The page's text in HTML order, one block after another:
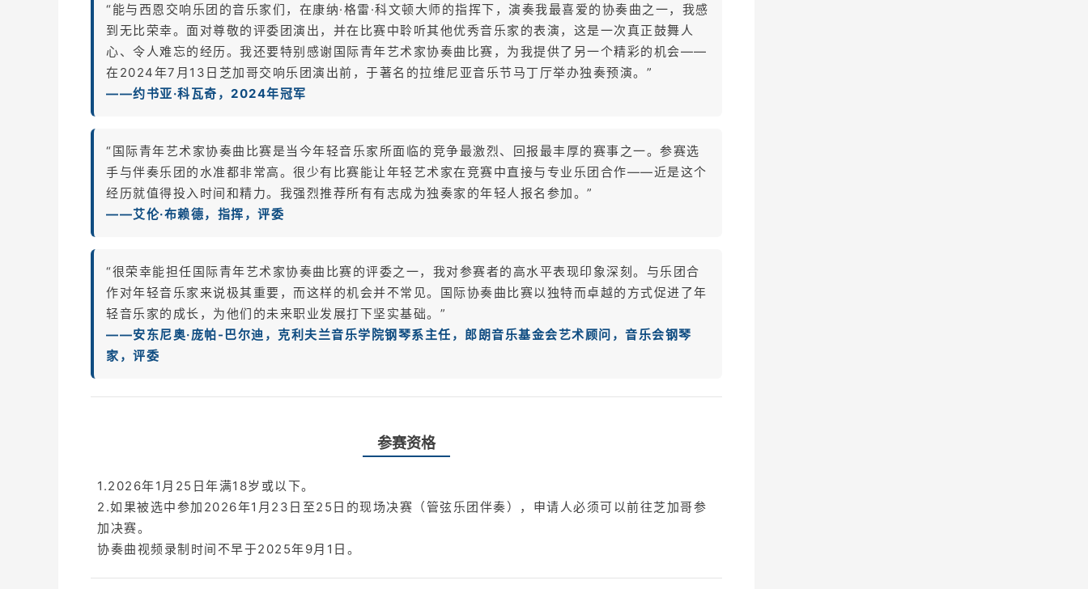
“能与西恩交响乐团的音乐家们，在康纳·格雷·科文顿大师的指挥下，演奏我最喜爱的协奏曲之一，我感
到无比荣幸。面对尊敬的评委团演出，并在比赛中聆听其他优秀音乐家的表演，这是一次真正鼓舞人
心、令人难忘的经历。我还要特别感谢国际青年艺术家协奏曲比赛，为我提供了另一个精彩的机会——
在2024年7月13日芝加哥交响乐团演出前，于著名的拉维尼亚音乐节马丁厅举办独奏预演。”
——约书亚·科瓦奇，2024年冠军
“国际青年艺术家协奏曲比赛是当今年轻音乐家所面临的竞争最激烈、回报最丰厚的赛事之一。参赛选
手与伴奏乐团的水准都非常高。很少有比赛能让年轻艺术家在竞赛中直接与专业乐团合作——近是这个
经历就值得投入时间和精力。我强烈推荐所有有志成为独奏家的年轻人报名参加。”
——艾伦·布赖德，指挥，评委
“很荣幸能担任国际青年艺术家协奏曲比赛的评委之一，我对参赛者的高水平表现印象深刻。与乐团合
作对年轻音乐家来说极其重要，而这样的机会并不常见。国际协奏曲比赛以独特而卓越的方式促进了年
轻音乐家的成长，为他们的未来职业发展打下坚实基础。”
——安东尼奥·庞帕-巴尔迪，克利夫兰音乐学院钢琴系主任，郎朗音乐基金会艺术顾问，音乐会钢琴
家，评委
参赛资格
1.2026年1月25日年满18岁或以下。
2.如果被选中参加2026年1月23日至25日的现场决赛（管弦乐团伴奏），申请人必须可以前往芝加哥参
加决赛。
协奏曲视频录制时间不早于2025年9月1日。